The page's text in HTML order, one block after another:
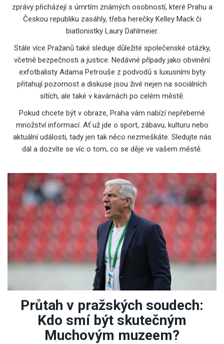
zprávy přicházejí s úmrtím známých osobností, které Prahu a
Českou republiku zasáhly, třeba herečky Kelley Mack či
biatlonistky Laury Dahlmeier.
Stále více Pražanů také sleduje důležité společenské otázky,
včetně bezpečnosti a justice. Nedávné případy jako obvinění
exfotbalisty Adama Petrouše z podvodů s luxusními byty
přitahují pozornost a diskuse jsou živé nejen na sociálních
sítích, ale také v kavárnách po celém městě.
Pokud chcete být v obraze, Praha vám nabízí nepřeberné
množství informací. Ať už jde o sport, zábavu, kulturu nebo
aktuální události, tady jen tak něco nezmeškáte. Sledujte nás
dál a dozvíte se víc o tom, co se děje ve vašem městě.
Průtah v pražských soudech:
Kdo smí být skutečným
Muchovým muzeem?